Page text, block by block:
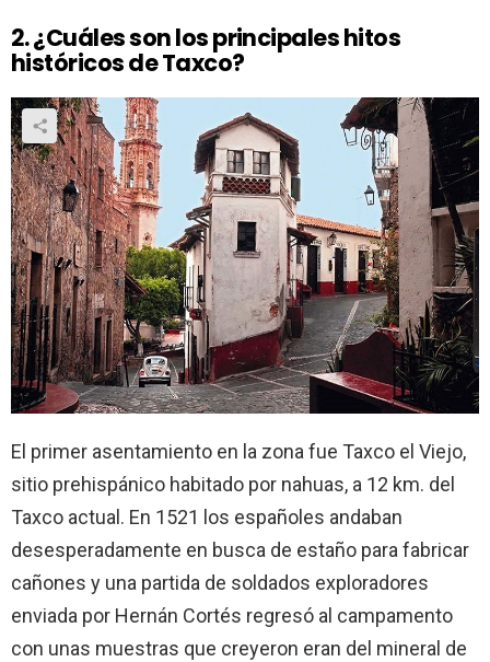
2. ¿Cuáles son los principales hitos
históricos de Taxco?
El primer asentamiento en la zona fue Taxco el Viejo,
sitio prehispánico habitado por nahuas, a 12 km. del
Taxco actual. En 1521 los españoles andaban
desesperadamente en busca de estaño para fabricar
cañones y una partida de soldados exploradores
enviada por Hernán Cortés regresó al campamento
con unas muestras que creyeron eran del mineral de